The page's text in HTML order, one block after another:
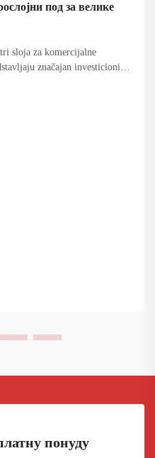
под за велике
sloja za komercijalne
značajan investicioni
понуду